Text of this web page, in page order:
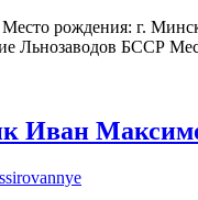
рождения: г.
Льнозаводов БССР
Иван